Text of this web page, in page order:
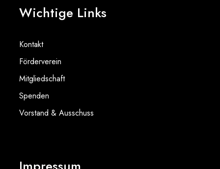
Wichtige Links
Kontakt
Förderverein
Mitgliedschaft
Spenden
Vorstand & Ausschuss